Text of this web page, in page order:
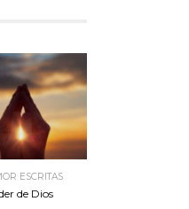
ESCRITAS
de Dios